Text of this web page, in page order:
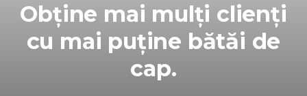
Obține mai mulți clienți
cu mai puține bătăi de
cap.